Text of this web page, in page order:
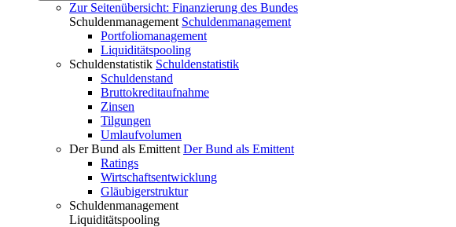
Zur Seitenübersicht: Finanzierung des Bundes
Schuldenmanagement Schuldenmanagement
Portfoliomanagement
Liquiditätspooling
Schuldenstatistik Schuldenstatistik
Schuldenstand
Bruttokreditaufnahme
Zinsen
Tilgungen
Umlaufvolumen
Der Bund als Emittent Der Bund als Emittent
Ratings
Wirtschaftsentwicklung
Gläubigerstruktur
Schuldenmanagement
Liquiditätspooling